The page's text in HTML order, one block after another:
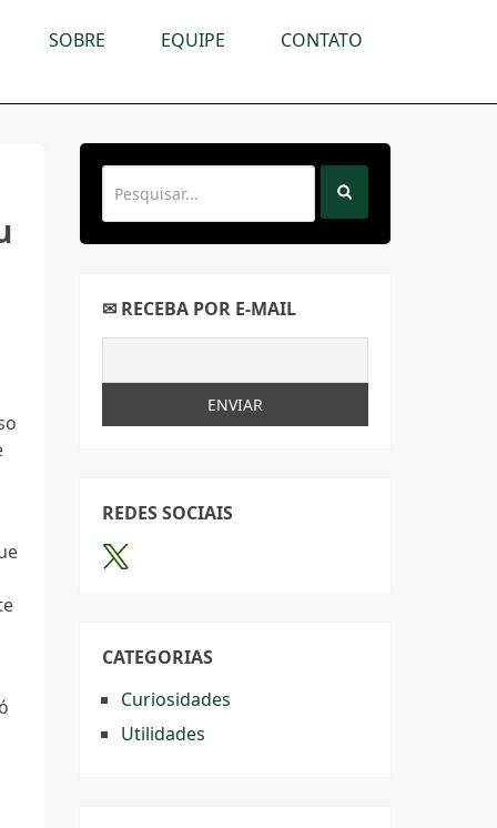
SOBRE EQUIPE CONTATO
✉ RECEBA POR E-MAIL
REDES SOCIAIS
CATEGORIAS
Curiosidades
Utilidades